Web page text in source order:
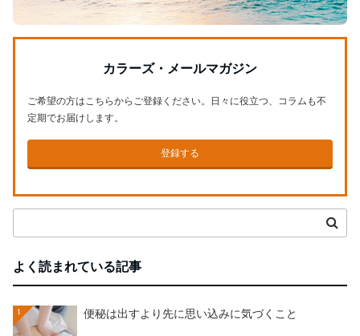
カラーズ・メールマガジン
ご希望の方はこちらからご登録ください。日々に役立つ、コラムも不
定期でお届けします。
登録する
よく読まれている記事
1 便秘は出すより先に思い込みに気づくこと